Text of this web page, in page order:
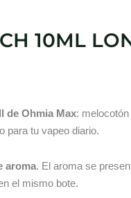
10ML
de Ohmia Max:
para tu vapeo diario.
aroma. El aroma se
el mismo bote.